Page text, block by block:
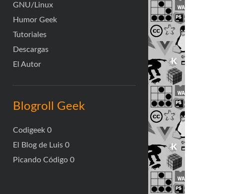
GNU/Linux
Humor Geek
Tutoriales
Descargas
El Autor
Blogroll Geek
Codigeek0
El Blog de Luis0
Picando Código0